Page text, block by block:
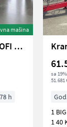
mašina
Fendt 728 VARIO GEN7 PROFI PLUS
h
sa
51.681
1
1 40